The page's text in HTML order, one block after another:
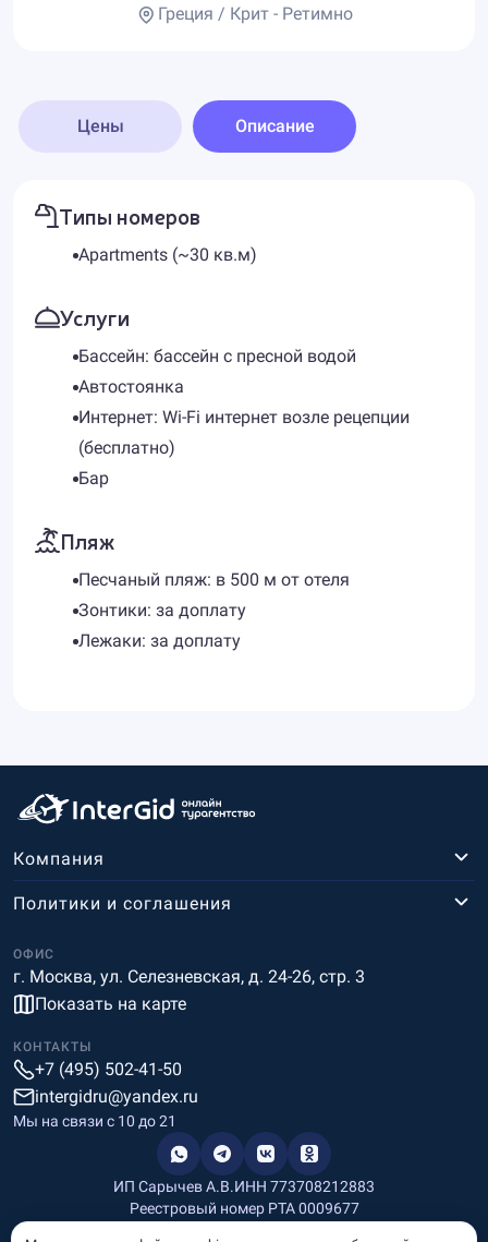
Греция / Крит - Ретимно
Цены Описание
Типы номеров
Apartments (~30 кв.м)
Услуги
Бассейн: бассейн с пресной водой
Автостоянка
Интернет: Wi-Fi интернет возле рецепции
(бесплатно)
Бар
Пляж
Песчаный пляж: в 500 м от отеля
Зонтики: за доплату
Лежаки: за доплату
Компания
ОФИС
г. Москва, ул. Селезневская, д. 24-26, стр. 3
Показать на карте
Политики и соглашения
КОНТАКТЫ
+7 (495) 502-41-50
intergidru@yandex.ru
Мы на связи c 10 до 21
ИП Сарычев А.В.ИНН 773708212883
Реестровый номер РТА 0009677